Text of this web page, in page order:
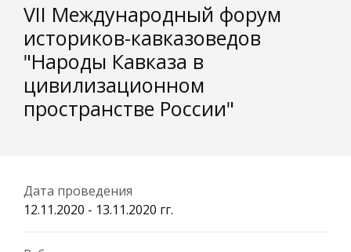
VII Международный форум
историков-кавказоведов
"Народы Кавказа в
цивилизационном
пространстве России"
Дата проведения
12.11.2020 - 13.11.2020 гг.